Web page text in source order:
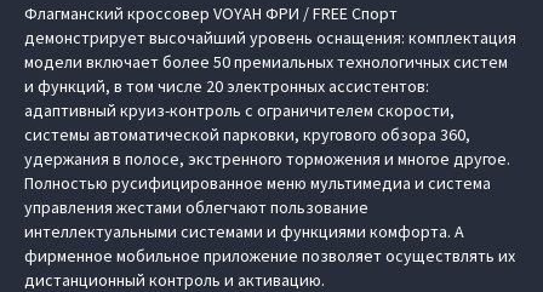
Флагманский кроссовер VOYAH ФРИ / FREE Спорт
демонстрирует высочайший уровень оснащения: комплектация
модели включает более 50 премиальных технологичных систем
и функций, в том числе 20 электронных ассистентов:
адаптивный круиз-контроль с ограничителем скорости,
системы автоматической парковки, кругового обзора 360,
удержания в полосе, экстренного торможения и многое другое.
Полностью русифицированное меню мультимедиа и система
управления жестами облегчают пользование
интеллектуальными системами и функциями комфорта. А
фирменное мобильное приложение позволяет осуществлять их
дистанционный контроль и активацию.